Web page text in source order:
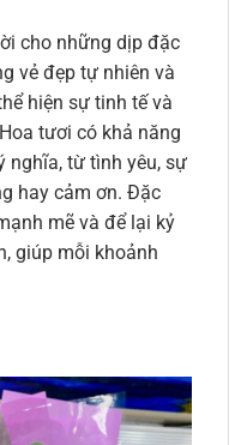
cho những dịp đặc
vẻ đẹp tự nhiên và
hiện sự tinh tế và
tươi có khả năng
nghĩa, từ tình yêu, sự
hay cảm ơn. Đặc
mẽ và để lại kỷ
giúp mỗi khoảnh